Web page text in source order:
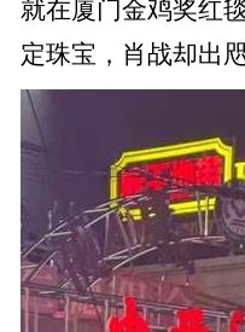
就在厦门金鸡奖红
定珠宝，肖战却出